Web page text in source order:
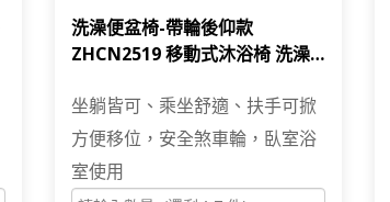
洗澡便盆椅-帶輪後仰款
ZHCN2519 移動式沐浴椅 洗澡
坐躺皆可、乘坐舒適、扶手可掀
方便移位，安全煞車輪，臥室浴
室使用